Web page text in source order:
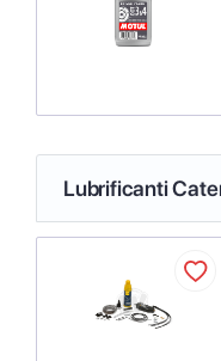
Lubrificanti